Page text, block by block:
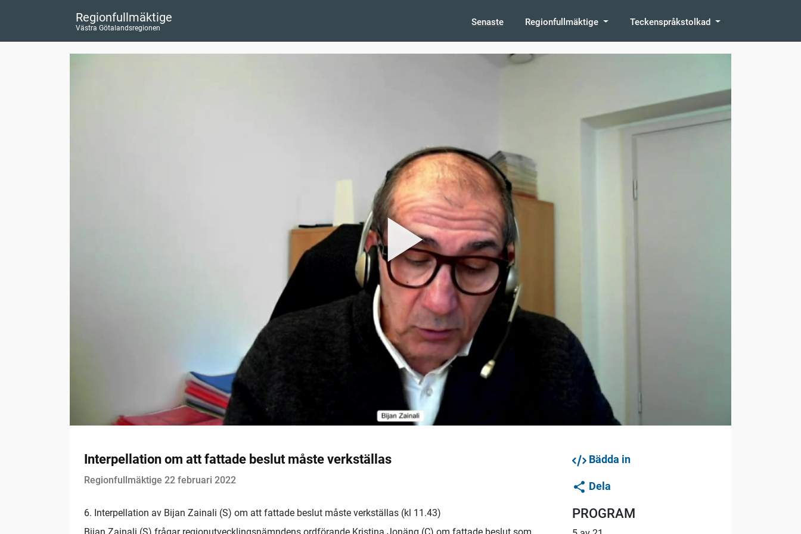
Regionfullmäktige
Västra Götalandsregionen
Senaste Regionfullmäktige Teckenspråkstolkad
Interpellation om att fattade beslut måste verkställas
Regionfullmäktige 22 februari 2022
6. Interpellation av Bijan Zainali (S) om att fattade beslut måste verkställas (kl 11.43)
Bädda in
Dela
PROGRAM